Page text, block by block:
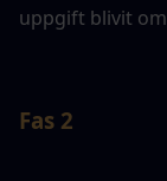
uppgift blivit
Fas 2